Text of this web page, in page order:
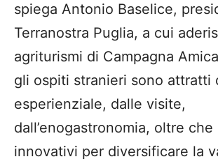
spiega Antonio Baselice,
Terranostra Puglia, a cui
agriturismi di Campagna
gli ospiti stranieri sono attratti
esperienziale, dalle visite,
dall’enogastronomia, oltre
innovativi per diversificare la